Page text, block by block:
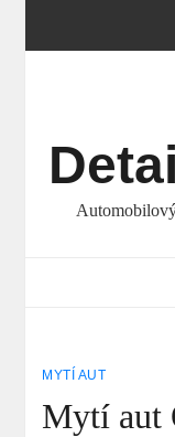
MYTÍ AUT
Mytí aut